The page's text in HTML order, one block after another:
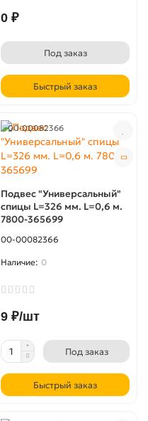
0 ₽
Под заказ
Быстрый заказ
00-00082366
Подвес "Универсальный"
спицы L=326 мм. L=0,6 м.
7800-365699
00-00082366
0
9 ₽/шт
Под заказ
Быстрый заказ